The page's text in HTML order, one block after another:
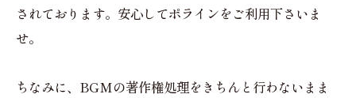
されております。安心してポラインをご利用下さいま
せ。
ちなみに、BGMの著作権処理をきちんと行わないまま